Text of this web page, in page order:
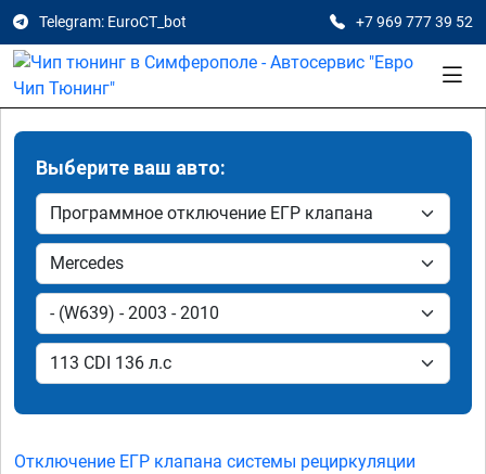
Telegram: EuroCT_bot +7 969 777 39 52
Выберите ваш авто:
Отключение ЕГР клапана системы рециркуляции